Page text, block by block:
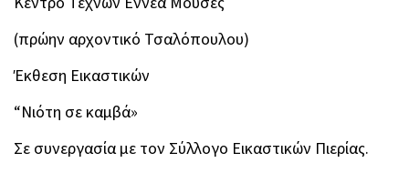
(πρώην αρχοντικό Τσαλόπουλου)
Έκθεση Εικαστικών
“Νιότη σε καμβά»
Σε συνεργασία με τον Σύλλογο Εικαστικών Πιερίας.